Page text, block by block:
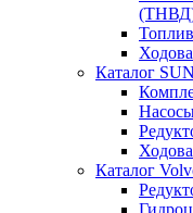
Каталог
Каталог